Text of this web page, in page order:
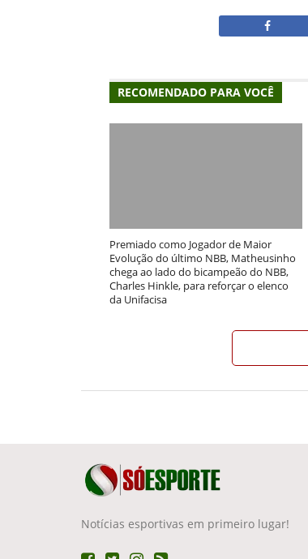
RECOMENDADO PARA VOCÊ
Premiado como Jogador de Maior
Evolução do último NBB, Matheusinho
chega ao lado do bicampeão do NBB,
Charles Hinkle, para reforçar o elenco
da Unifacisa
Notícias esportivas em primeiro lugar!